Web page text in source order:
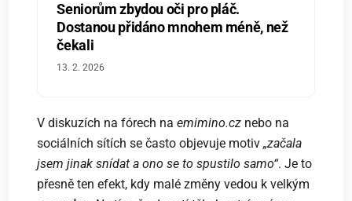
Seniorům zbydou oči pro pláč.
Dostanou přidáno mnohem méně, než
čekali
13. 2. 2026
V diskuzích na fórech naemimino.cz nebo na
sociálních sítích se často objevuje motiv „začala
jsem jinak snídat a ono se to spustilo samo“. Je to
přesně ten efekt, kdy malé změny vedou k velkým